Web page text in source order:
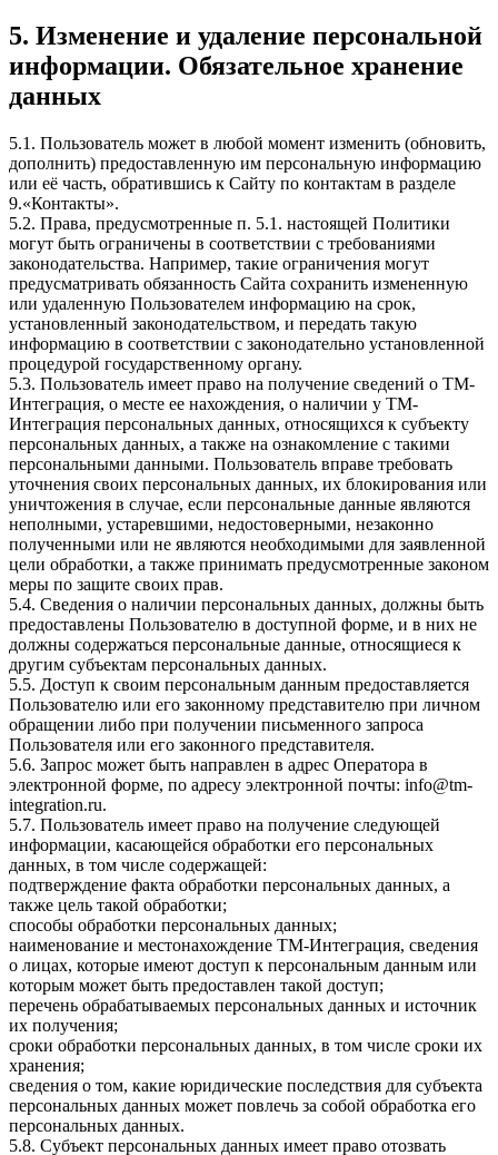
5. Изменение и удаление персональной
информации. Обязательное хранение
данных
5.1. Пользователь может в любой момент изменить (обновить,
дополнить) предоставленную им персональную информацию
или её часть, обратившись к Сайту по контактам в разделе
9.«Контакты».
5.2. Права, предусмотренные п. 5.1. настоящей Политики
могут быть ограничены в соответствии с требованиями
законодательства. Например, такие ограничения могут
предусматривать обязанность Сайта сохранить измененную
или удаленную Пользователем информацию на срок,
установленный законодательством, и передать такую
информацию в соответствии с законодательно установленной
процедурой государственному органу.
5.3. Пользователь имеет право на получение сведений о ТМ-
Интеграция, о месте ее нахождения, о наличии у ТМ-
Интеграция персональных данных, относящихся к субъекту
персональных данных, а также на ознакомление с такими
персональными данными. Пользователь вправе требовать
уточнения своих персональных данных, их блокирования или
уничтожения в случае, если персональные данные являются
неполными, устаревшими, недостоверными, незаконно
полученными или не являются необходимыми для заявленной
цели обработки, а также принимать предусмотренные законом
меры по защите своих прав.
5.4. Сведения о наличии персональных данных, должны быть
предоставлены Пользователю в доступной форме, и в них не
должны содержаться персональные данные, относящиеся к
другим субъектам персональных данных.
5.5. Доступ к своим персональным данным предоставляется
Пользователю или его законному представителю при личном
обращении либо при получении письменного запроса
Пользователя или его законного представителя.
5.6. Запрос может быть направлен в адрес Оператора в
электронной форме, по адресу электронной почты: info@tm-
integration.ru.
5.7. Пользователь имеет право на получение следующей
информации, касающейся обработки его персональных
данных, в том числе содержащей:
подтверждение факта обработки персональных данных, а
также цель такой обработки;
способы обработки персональных данных;
наименование и местонахождение ТМ-Интеграция, сведения
о лицах, которые имеют доступ к персональным данным или
которым может быть предоставлен такой доступ;
перечень обрабатываемых персональных данных и источник
их получения;
сроки обработки персональных данных, в том числе сроки их
хранения;
сведения о том, какие юридические последствия для субъекта
персональных данных может повлечь за собой обработка его
персональных данных.
5.8. Субъект персональных данных имеет право отозвать